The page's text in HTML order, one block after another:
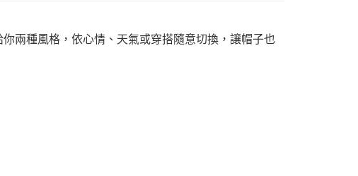
兩種風格，依心情、天氣或穿搭隨意切換，讓帽子也